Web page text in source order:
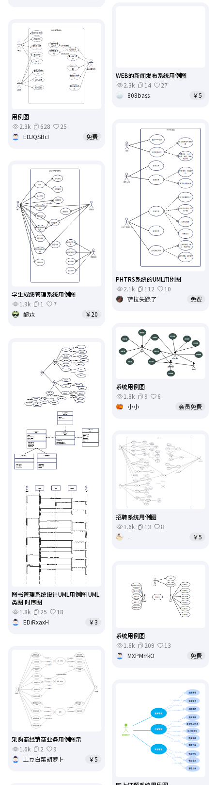
WEB的新闻发布系统用例图
2.3k
14
27
808bass
￥5
用例图
2.3k
628
25
EDJQSBcI
免费
PHTRS系统的UML用例图
2.1k
112
10
萨拉失踪了
免费
学生成绩管理系统用例图
1.9k
1
7
醴霖
￥20
系统用例图
1.8k
9
6
小小
会员免费
图书管理系统设计UML用例图 UML
类图 时序图
1.8k
25
18
EDiRxaxH
￥3
招聘系统用例图
1.6k
13
8
.
￥5
系统用例图
1.6k
209
13
MXPMrrkO
免费
采购商经销商业务用例图示
1.6k
2
9
土豆白菜胡萝卜
￥5